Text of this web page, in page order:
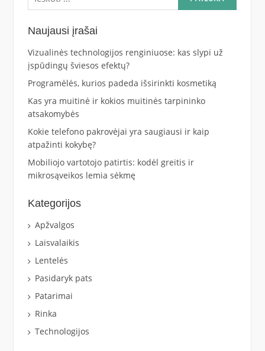
Naujausi įrašai
Vizualinės technologijos renginiuose: kas slypi už
įspūdingų šviesos efektų?
Programėlės, kurios padeda išsirinkti kosmetiką
Kas yra muitinė ir kokios muitinės tarpininko
atsakomybės
Kokie telefono pakrovėjai yra saugiausi ir kaip
atpažinti kokybę?
Mobiliojo vartotojo patirtis: kodėl greitis ir
mikrosąveikos lemia sėkmę
Kategorijos
Apžvalgos
Laisvalaikis
Lentelės
Pasidaryk pats
Patarimai
Rinka
Technologijos